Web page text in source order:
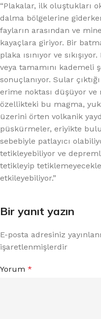
“Plakalar, ilk oluştukları
dalma bölgelerine
fayların arasından ve
kayaçlara giriyor. Bir
plaka ısınıyor ve
veya tamamını kademeli
sonuçlanıyor. Sular
erime noktası düşüyor
özellikteki bu magma,
üzerini örten volkanik
püskürmeler, eriyikte
sebebiyle patlayıcı
tetikleyebiliyor ve
tetikleyip
etkileyebiliyor.”
Bir yanıt yazın
E-posta adresiniz
işaretlenmişlerdir
Yorum *